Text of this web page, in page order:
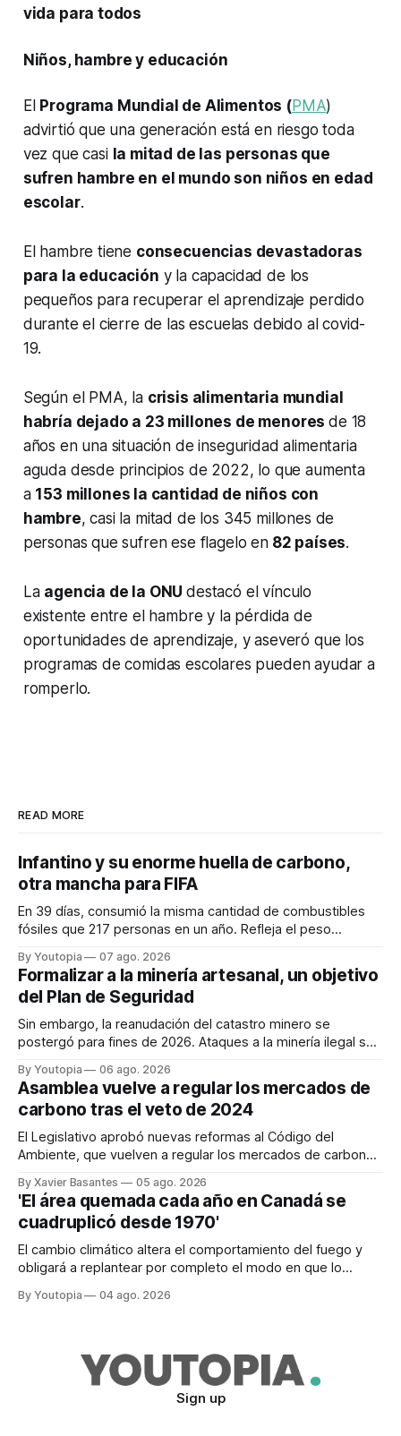
vida para todos
Niños, hambre y educación
El Programa Mundial de Alimentos (PMA)
advirtió que una generación está en riesgo toda
vez que casi la mitad de las personas que
sufren hambre en el mundo son niños en edad
escolar.
El hambre tiene consecuencias devastadoras
para la educación y la capacidad de los
pequeños para recuperar el aprendizaje perdido
durante el cierre de las escuelas debido al covid-
19.
Según el PMA, la crisis alimentaria mundial
habría dejado a 23 millones de menoresde 18
años en una situación de inseguridad alimentaria
aguda desde principios de 2022, lo que aumenta
a 153 millones la cantidad de niños con
hambre, casi la mitad de los 345 millones de
personas que sufren ese flagelo en82 países.
La agencia de la ONUdestacó el vínculo
existente entre el hambre y la pérdida de
oportunidades de aprendizaje, y aseveró que los
programas de comidas escolares pueden ayudar a
romperlo.
READ MORE
Infantino y su enorme huella de carbono,
otra mancha para FIFA
En 39 días, consumió la misma cantidad de combustibles
fósiles que 217 personas en un año. Refleja el peso
By Youtopia 07 ago. 2026
Formalizar a la minería artesanal, un objetivo
del Plan de Seguridad
Sin embargo, la reanudación del catastro minero se
postergó para fines de 2026. Ataques a la minería ilegal se
By Youtopia 06 ago. 2026
Asamblea vuelve a regular los mercados de
carbono tras el veto de 2024
El Legislativo aprobó nuevas reformas al Código del
Ambiente, que vuelven a regular los mercados de carbono,
By Xavier Basantes 05 ago. 2026
'El área quemada cada año en Canadá se
cuadruplicó desde 1970'
El cambio climático altera el comportamiento del fuego y
obligará a replantear por completo el modo en que lo
By Youtopia 04 ago. 2026
Sign up